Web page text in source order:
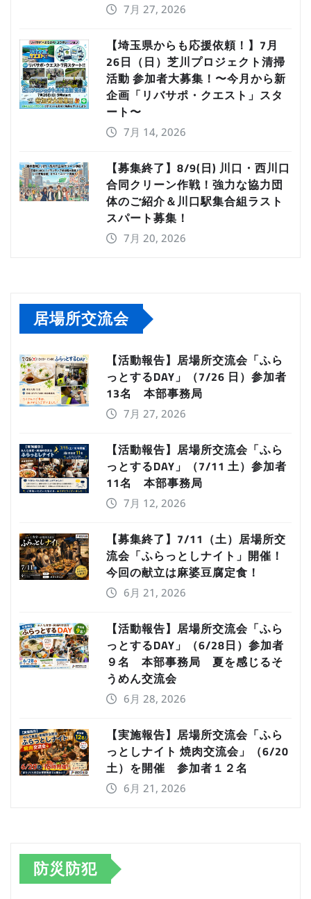
7月 27, 2026
【埼玉県からも応援依頼！】7月
26日（日）芝川プロジェクト清掃
活動 参加者大募集！〜今月から新
企画「リバサポ・クエスト」スタ
ート〜
7月 14, 2026
【募集終了】8/9(日) 川口・西川口
合同クリーン作戦！強力な協力団
体のご紹介＆川口駅集合組ラスト
スパート募集！
7月 20, 2026
居場所交流会
【活動報告】居場所交流会「ふら
っとするDAY」（7/26 日）参加者
13名 本部事務局
7月 27, 2026
【活動報告】居場所交流会「ふら
っとするDAY」（7/11 土）参加者
11名 本部事務局
7月 12, 2026
【募集終了】7/11（土）居場所交
流会「ふらっとしナイト」開催！
今回の献立は麻婆豆腐定食！
6月 21, 2026
【活動報告】居場所交流会「ふら
っとするDAY」（6/28日）参加者
９名 本部事務局 夏を感じるそ
うめん交流会
6月 28, 2026
【実施報告】居場所交流会「ふら
っとしナイト 焼肉交流会」（6/20
土）を開催 参加者１２名
6月 21, 2026
防災防犯